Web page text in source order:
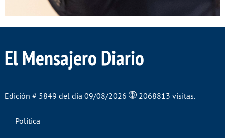
El Mensajero Diario
Edición # 5849 del día 09/08/2026 2068813 visitas.
Política